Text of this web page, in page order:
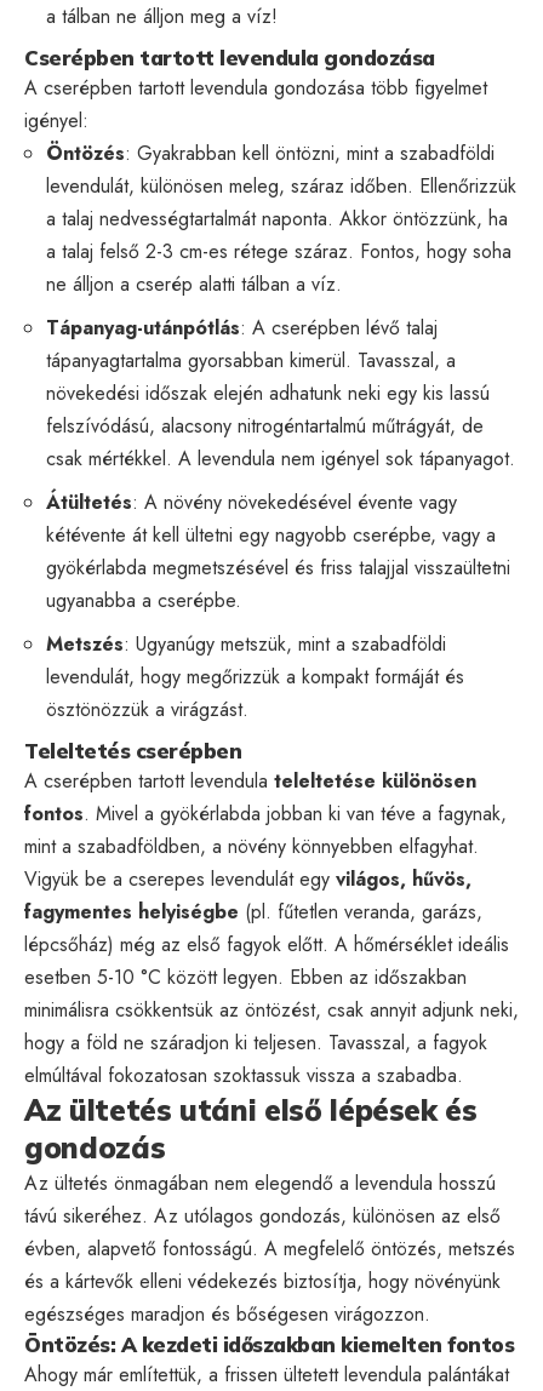
a tálban ne álljon meg a víz!
Cserépben tartott levendula gondozása
A cserépben tartott levendula gondozása több figyelmet
igényel:
Öntözés: Gyakrabban kell öntözni, mint a szabadföldi
levendulát, különösen meleg, száraz időben. Ellenőrizzük
a talaj nedvességtartalmát naponta. Akkor öntözzünk, ha
a talaj felső 2-3 cm-es rétege száraz. Fontos, hogy soha
ne álljon a cserép alatti tálban a víz.
Tápanyag-utánpótlás: A cserépben lévő talaj
tápanyagtartalma gyorsabban kimerül. Tavasszal, a
növekedési időszak elején adhatunk neki egy kis lassú
felszívódású, alacsony nitrogéntartalmú műtrágyát, de
csak mértékkel. A levendula nem igényel sok tápanyagot.
Átültetés: A növény növekedésével évente vagy
kétévente át kell ültetni egy nagyobb cserépbe, vagy a
gyökérlabda megmetszésével és friss talajjal visszaültetni
ugyanabba a cserépbe.
Metszés: Ugyanúgy metszük, mint a szabadföldi
levendulát, hogy megőrizzük a kompakt formáját és
ösztönözzük a virágzást.
Teleltetés cserépben
A cserépben tartott levendula teleltetése különösen
fontos. Mivel a gyökérlabda jobban ki van téve a fagynak,
mint a szabadföldben, a növény könnyebben elfagyhat.
Vigyük be a cserepes levendulát egy világos, hűvös,
fagymentes helyiségbe (pl. fűtetlen veranda, garázs,
lépcsőház) még az első fagyok előtt. A hőmérséklet ideális
esetben 5-10 °C között legyen. Ebben az időszakban
minimálisra csökkentsük az öntözést, csak annyit adjunk neki,
hogy a föld ne száradjon ki teljesen. Tavasszal, a fagyok
elmúltával fokozatosan szoktassuk vissza a szabadba.
Az ültetés utáni első lépések és
gondozás
Az ültetés önmagában nem elegendő a levendula hosszú
távú sikeréhez. Az utólagos gondozás, különösen az első
évben, alapvető fontosságú. A megfelelő öntözés, metszés
és a kártevők elleni védekezés biztosítja, hogy növényünk
egészséges maradjon és bőségesen virágozzon.
Öntözés: A kezdeti időszakban kiemelten fontos
Ahogy már említettük, a frissen ültetett levendula palántákat